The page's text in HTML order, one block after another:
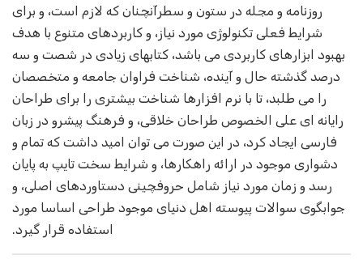
روزنامه و مجله در ستون و سطرآنچنان که لازم است، و برای
شرایط فعلی تکنولوژی مورد نیاز، و کاربردهای متنوع با هدف
بهبود ابزارهای کاربردی می باشد، کتابهای زیادی در شصت و سه
درصد گذشته حال و آینده، شناخت فراوان جامعه و متخصصان
را می طلبد، تا با نرم افزارها شناخت بیشتری را برای طراحان
رایانه ای علی الخصوص طراحان خلاقی، و فرهنگ پیشرو در زبان
فارسی ایجاد کرد، در این صورت می توان امید داشت که تمام و
دشواری موجود در ارائه راهکارها، و شرایط سخت تایپ به پایان
رسد و زمان مورد نیاز شامل حروفچینی دستاوردهای اصلی، و
جوابگوی سوالات پیوسته اهل دنیای موجود طراحی اساسا مورد
استفاده قرار گیرد.